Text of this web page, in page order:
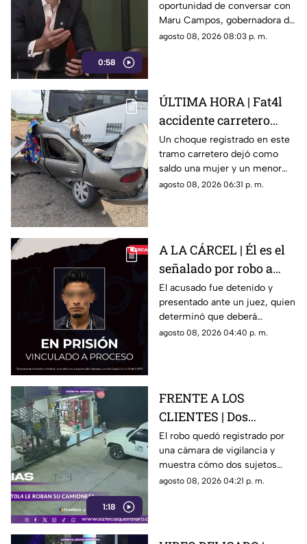
0:58
expresión
oportunidad de conversar con
Maru Campos, gobernadora de
Chihuahua, quien habló sobre
para la libertad de expresión
agosto 08, 2026 08:03 p. m.
ÚLTIMA HORA | Fat4l
accidente carretero
deja una mujer y un
niño mu3rtos en San
Juan del Río
Un choque registrado en este
tramo carretero dejó como
saldo una mujer y un menor
sin vida, además de una
agosto 08, 2026 06:31 p. m.
A LA CÁRCEL | Él es el
señalado por robo a
una casa en Santa Rosa
Jáuregui
El acusado fue detenido y
presentado ante un juez, quien
determinó que deberá
permanecer en prisión
agosto 08, 2026 04:40 p. m.
1:18
FRENTE A LOS
CLIENTES | Dos
hombres enc4ñonan a
conductor y se llevan
su camioneta
El robo quedó registrado por
una cámara de vigilancia y
muestra cómo dos sujetos
obligaron a un conductor y a
agosto 08, 2026 04:21 p. m.